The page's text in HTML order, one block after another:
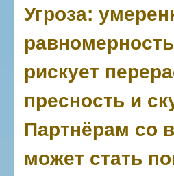
Угроза:
рискует
пресность и
Партнёрам со
может стать